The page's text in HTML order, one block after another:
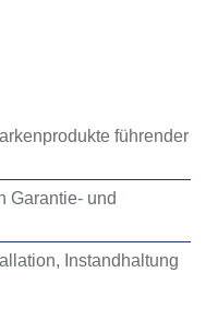
führender
Garantie- und
Instandhaltung